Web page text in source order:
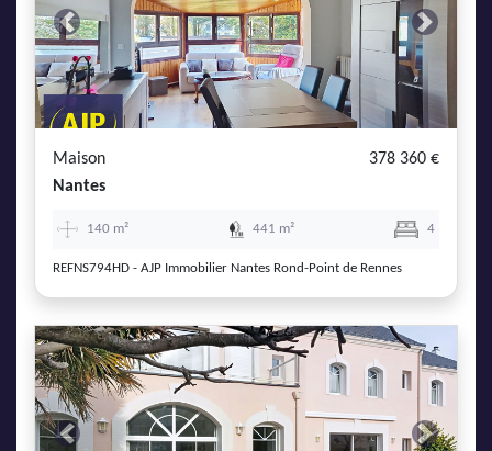
Previous Next
Maison
378 360 €
Nantes
140 m² 441 m² 4
REFNS794HD - AJP Immobilier Nantes Rond-Point de Rennes
Previous Next